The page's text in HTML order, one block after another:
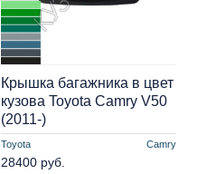
Toyota Camry
Крышка багажника в цвет
кузова Toyota Camry V50
(2011-)
28400 руб.